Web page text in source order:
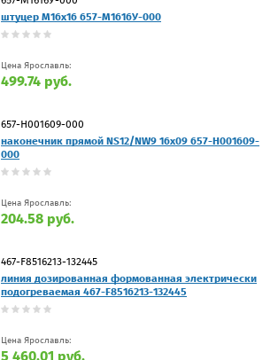
штуцер M16x16 657-М1616У-000
Цена Ярославль:
499.74 руб.
657-H001609-000
наконечник прямой NS12/NW9 16х09 657-H001609-
000
Цена Ярославль:
204.58 руб.
467-F8516213-132445
линия дозированная формованная электрически
подогреваемая 467-F8516213-132445
Цена Ярославль:
5 460.01 руб.